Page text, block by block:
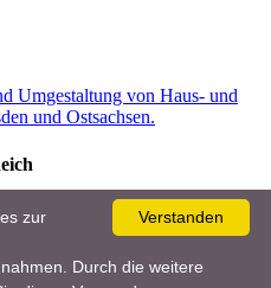
Umgestaltung von Haus- und
und Ostsachsen.
als 8.000 Pflanzen, 10.000
Garten- und Pflegetipps für
Verstanden
zur
Durch die weitere